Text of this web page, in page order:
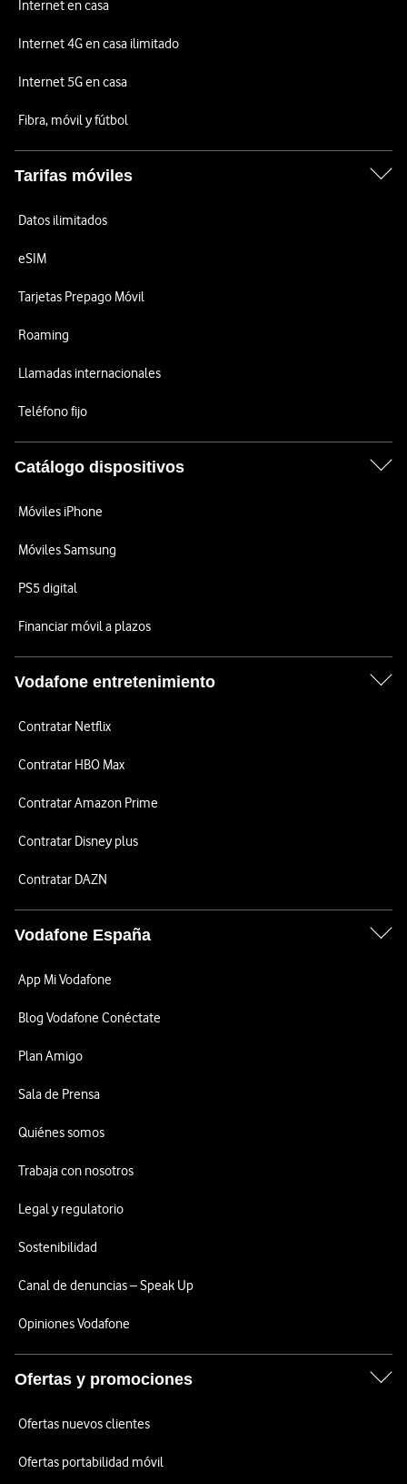
Internet en casa
Internet 4G en casa ilimitado
Internet 5G en casa
Fibra, móvil y fútbol
Tarifas móviles
Datos ilimitados
eSIM
Tarjetas Prepago Móvil
Roaming
Llamadas internacionales
Teléfono fijo
Catálogo dispositivos
Móviles iPhone
Móviles Samsung
PS5 digital
Financiar móvil a plazos
Vodafone entretenimiento
Contratar Netflix
Contratar HBO Max
Contratar Amazon Prime
Contratar Disney plus
Contratar DAZN
Vodafone España
App Mi Vodafone
Blog Vodafone Conéctate
Plan Amigo
Sala de Prensa
Quiénes somos
Trabaja con nosotros
Legal y regulatorio
Sostenibilidad
Canal de denuncias – Speak Up
Opiniones Vodafone
Ofertas y promociones
Ofertas nuevos clientes
Ofertas portabilidad móvil